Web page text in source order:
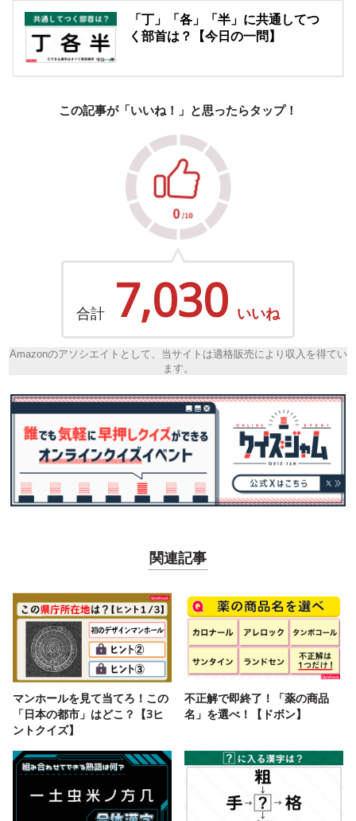
「丁」「各」「半」に共通してつ
く部首は？【今日の一問】
この記事が「いいね！」と思ったらタップ！
合計 7,030 いいね
Amazonのアソシエイトとして、当サイトは適格販売により収入を得てい
ます。
関連記事
マンホールを見て当てろ！この
「日本の都市」はどこ？【3ヒ
ントクイズ】
不正解で即終了！「薬の商品
名」を選べ！【ドボン】